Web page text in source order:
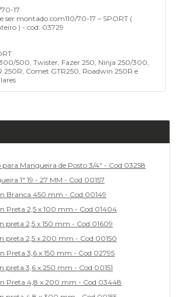
17
ser montado com110/70-17 – SPORT (
) - cod: 03729
500, Twister, Fazer 250, Ninja 250/300,
250R, Comet GTR250, Roadwin 250R e
Mangueira de Posto 3/4" - Cod 03258
1" 19 - 27 MM - Cod 00157
Branca 450 mm - Cod 00149
Preta 2,5 x 100 mm - Cod 01404
preta 2,5 x 150 mm - Cod 01609
preta 2,5 x 200 mm - Cod 00150
Preta 3,6 x 150 mm - Cod 02795
preta 3,6 x 250 mm - Cod 00151
Preta 4,8 x 200 mm - Cod 03448